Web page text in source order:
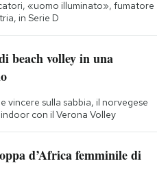
«uomo illuminato», fumatore
in Serie D
beach volley in una
vincere sulla sabbia, il norvegese
con il Verona Volley
d’Africa femminile di